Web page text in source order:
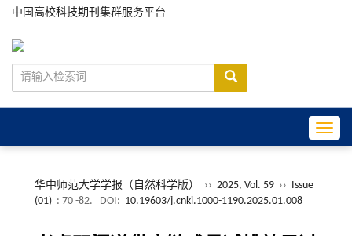
中国高校科技期刊集群服务平台
华中师范大学学报（自然科学版） ›› 2025, Vol. 59 ›› Issue
(01) : 70 -82. DOI: 10.19603/j.cnki.1000-1190.2025.01.008